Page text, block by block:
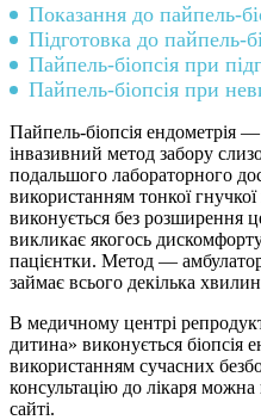
Показання до пайпель-
Підготовка до пайпель-
Пайпель-біопсія при
Пайпель-біопсія при
Пайпель-біопсія ендометрія
інвазивний метод забору
подальшого лабораторного
використанням тонкої
виконується без розширення
викликає якогось
пацієнтки. Метод —
займає всього декілька
В медичному центрі
дитина» виконується біопсія
використанням сучасних
консультацію до лікаря
сайті.